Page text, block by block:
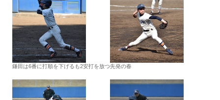
鎌田は6番に打順を下げるも2安打を放つ先発の春